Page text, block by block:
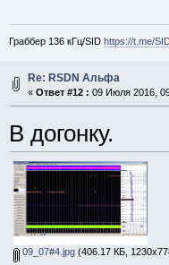
Граббер 136 кГц/SID https://t.me/
Re: RSDN Альфа
« Ответ #12 : 09 Июля 2016,
В догонку.
09_07#4.jpg(406.17 КБ,